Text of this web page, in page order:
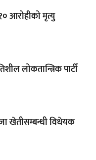
आरोहीको मृत्यु
लोकतान्त्रिक पार्टी
खेतीसम्बन्धी विधेयक